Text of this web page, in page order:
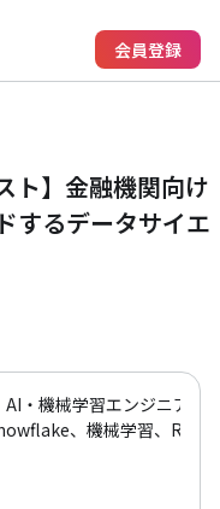
会員登録
ト】金融機関向け
するデータサイエ
・機械学習エンジニア、
、機械学習、R、